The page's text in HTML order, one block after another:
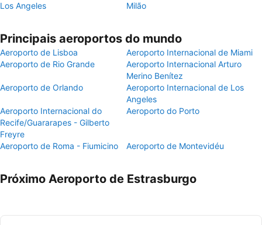
Los Angeles
Milão
Principais aeroportos do mundo
Aeroporto de Lisboa
Aeroporto Internacional de Miami
Aeroporto de Rio Grande
Aeroporto Internacional Arturo
Merino Benítez
Aeroporto de Orlando
Aeroporto Internacional de Los
Angeles
Aeroporto Internacional do
Recife/Guararapes - Gilberto
Freyre
Aeroporto do Porto
Aeroporto de Roma - Fiumicino Aeroporto de Montevidéu
Próximo Aeroporto de Estrasburgo